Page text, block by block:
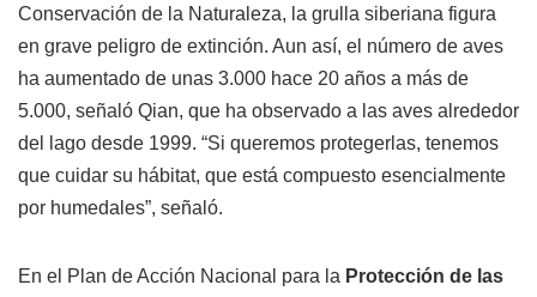
Conservación de la Naturaleza, la grulla siberiana figura
en grave peligro de extinción. Aun así, el número de aves
ha aumentado de unas 3.000 hace 20 años a más de
5.000, señaló Qian, que ha observado a las aves alrededor
del lago desde 1999. “Si queremos protegerlas, tenemos
que cuidar su hábitat, que está compuesto esencialmente
por humedales”, señaló.
En el Plan de Acción Nacional para la Protección de las